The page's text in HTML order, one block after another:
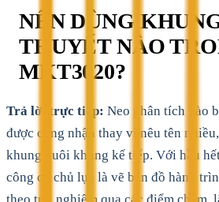
NÊN DÙNG
THUYẾT NÀO
MKT3020?
Trả lời trực tiếp: Neo phân tích vào
được công nhận thay vì nêu tên
khung nuôi khung kế tiếp. Với hầu
công cụ chủ lực là vẽ bản đồ hành